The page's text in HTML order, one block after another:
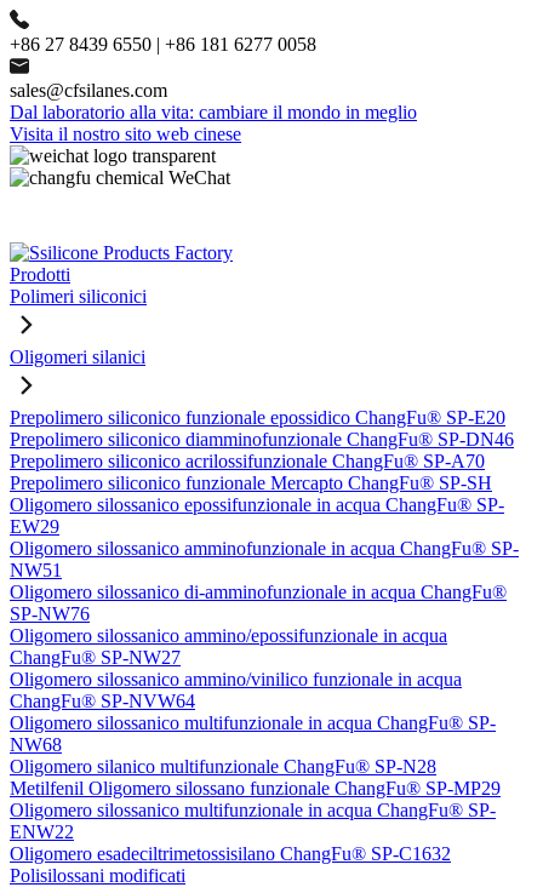
+86 27 8439 6550 | +86 181 6277 0058
sales@cfsilanes.com
Dal laboratorio alla vita: cambiare il mondo in meglio
Visita il nostro sito web cinese
Prodotti
Polimeri siliconici
Oligomeri silanici
Prepolimero siliconico funzionale epossidico ChangFu® SP-E20
Prepolimero siliconico diamminofunzionale ChangFu® SP-DN46
Prepolimero siliconico acrilossifunzionale ChangFu® SP-A70
Prepolimero siliconico funzionale Mercapto ChangFu® SP-SH
Oligomero silossanico epossifunzionale in acqua ChangFu® SP-
EW29
Oligomero silossanico amminofunzionale in acqua ChangFu® SP-
NW51
Oligomero silossanico di-amminofunzionale in acqua ChangFu®
SP-NW76
Oligomero silossanico ammino/epossifunzionale in acqua
ChangFu® SP-NW27
Oligomero silossanico ammino/vinilico funzionale in acqua
ChangFu® SP-NVW64
Oligomero silossanico multifunzionale in acqua ChangFu® SP-
NW68
Oligomero silanico multifunzionale ChangFu® SP-N28
Metilfenil Oligomero silossano funzionale ChangFu® SP-MP29
Oligomero silossanico multifunzionale in acqua ChangFu® SP-
ENW22
Oligomero esadeciltrimetossisilano ChangFu® SP-C1632
Polisilossani modificati